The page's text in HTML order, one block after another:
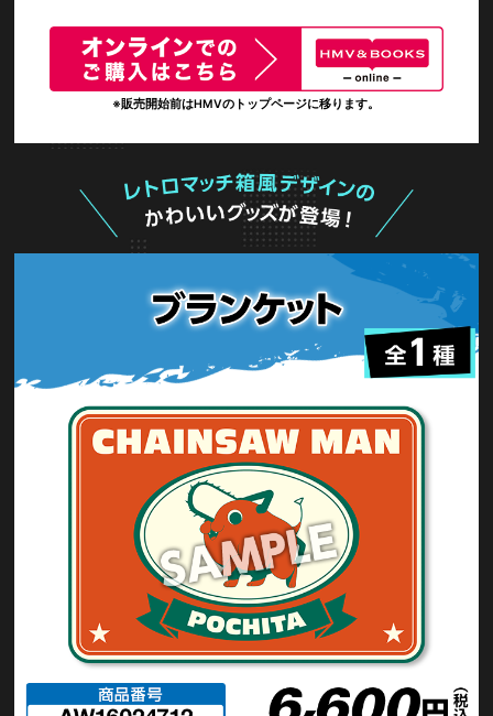
※販売開始前はHMVのトップページに移ります。